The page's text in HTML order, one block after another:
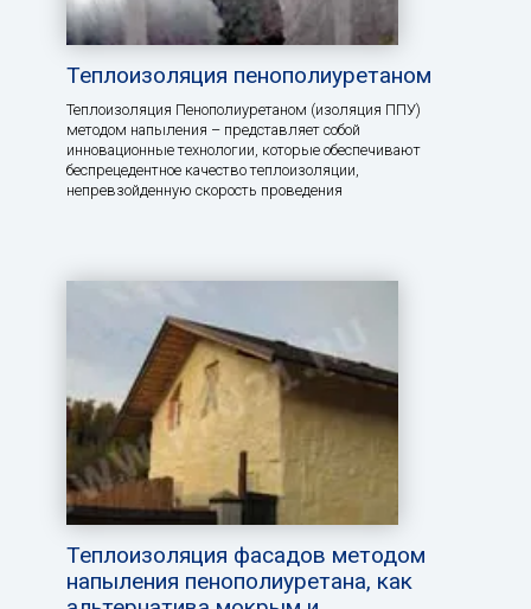
Теплоизоляция пенополиуретаном
Теплоизоляция Пенополиуретаном (изоляция ППУ)
методом напыления – представляет собой
инновационные технологии, которые обеспечивают
беспрецедентное качество теплоизоляции,
непревзойденную скорость проведения
Теплоизоляция фасадов методом
напыления пенополиуретана, как